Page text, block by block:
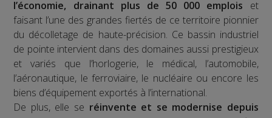
l’économie, drainant plus de 50 000 emplois et
faisant l’une des grandes fiertés de ce territoire pionnier
du décolletage de haute-précision. Ce bassin industriel
de pointe intervient dans des domaines aussi prestigieux
et variés que l’horlogerie, le médical, l’automobile,
l’aéronautique, le ferroviaire, le nucléaire ou encore les
biens d’équipement exportés à l’international.
De plus, elle se réinvente et se modernise depuis